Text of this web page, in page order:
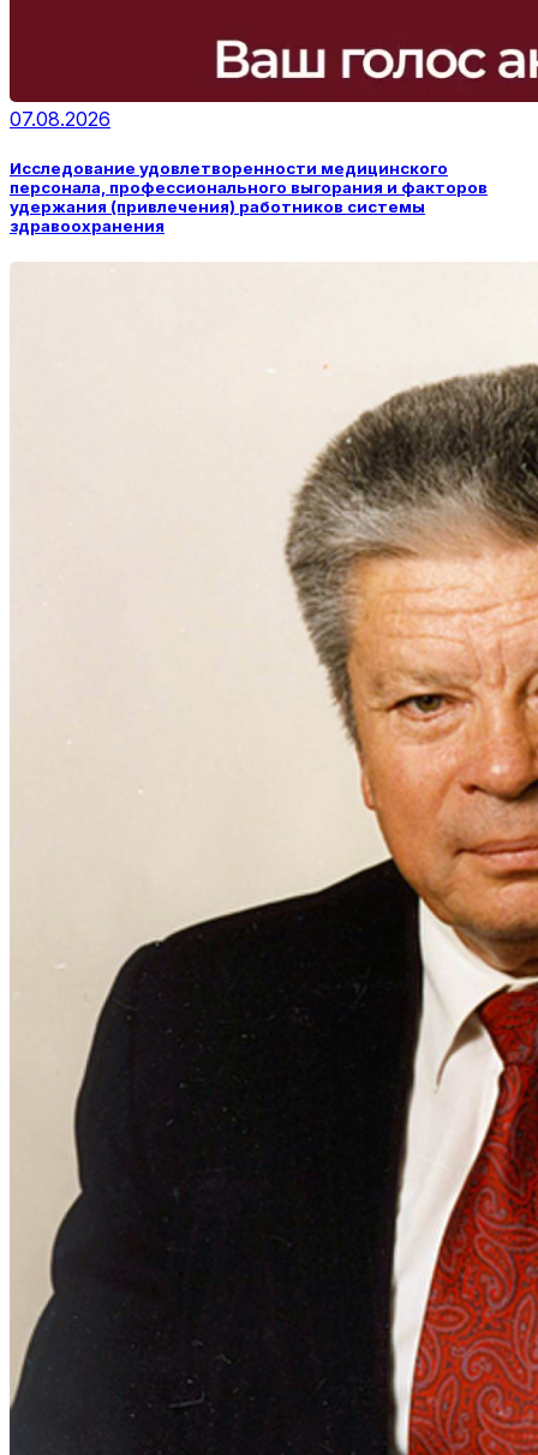
07.08.2026
Исследование удовлетворенности медицинского
персонала, профессионального выгорания и факторов
удержания (привлечения) работников системы
здравоохранения